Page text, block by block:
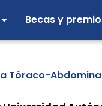
Becas y
Tóraco-